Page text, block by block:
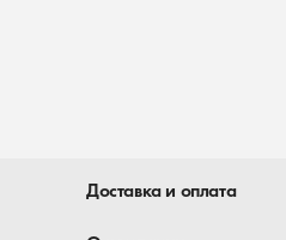
Доставка и оплата